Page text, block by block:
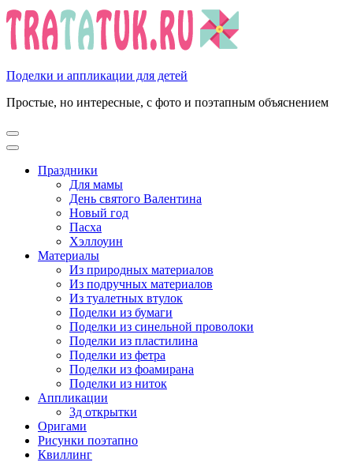
Перейти
к
содержимому
Enter)
Поделки и аппликации для детей
Простые, но интересные, с фото и поэтапным объяснением
Праздники
Для мамы
День святого Валентина
Новый год
Пасха
Хэллоуин
Материалы
Из природных материалов
Из подручных материалов
Из туалетных втулок
Поделки из бумаги
Поделки из синельной проволоки
Поделки из пластилина
Поделки из фетра
Поделки из фоамирана
Поделки из ниток
Аппликации
3д открытки
Оригами
Рисунки поэтапно
Квиллинг